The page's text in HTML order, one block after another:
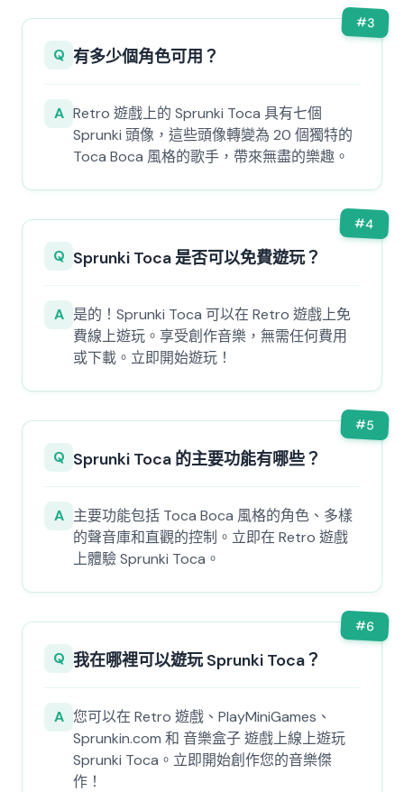
#3
Q 有多少個角色可用？
A Retro 遊戲上的 Sprunki Toca 具有七個
Sprunki 頭像，這些頭像轉變為 20 個獨特的
Toca Boca 風格的歌手，帶來無盡的樂趣。
#4
Q Sprunki Toca 是否可以免費遊玩？
A 是的！Sprunki Toca 可以在 Retro 遊戲上免
費線上遊玩。享受創作音樂，無需任何費用
或下載。立即開始遊玩！
#5
Q Sprunki Toca 的主要功能有哪些？
A 主要功能包括 Toca Boca 風格的角色、多樣
的聲音庫和直觀的控制。立即在 Retro 遊戲
上體驗 Sprunki Toca。
#6
Q 我在哪裡可以遊玩 Sprunki Toca？
A 您可以在 Retro 遊戲、PlayMiniGames、
Sprunkin.com 和 音樂盒子 遊戲上線上遊玩
Sprunki Toca。立即開始創作您的音樂傑
作！